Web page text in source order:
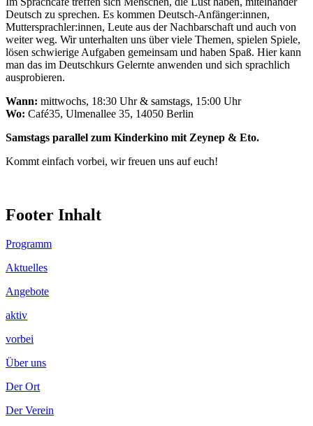
Deutsch zu sprechen. Es kommen Deutsch-Anfänger:innen,
Muttersprachler:innen, Leute aus der Nachbarschaft und auch von
weiter weg. Wir unterhalten uns über viele Themen, spielen Spiele,
lösen schwierige Aufgaben gemeinsam und haben Spaß. Hier kann
man das im Deutschkurs Gelernte anwenden und sich sprachlich
ausprobieren.
Wann: mittwochs, 18:30 Uhr & samstags, 15:00 Uhr
Wo: Café35, Ulmenallee 35, 14050 Berlin
Samstags parallel zum Kinderkino mit Zeynep & Eto.
Kommt einfach vorbei, wir freuen uns auf euch!
Footer Inhalt
Programm
Aktuelles
Angebote
aktiv
vorbei
Über uns
Der Ort
Der Verein